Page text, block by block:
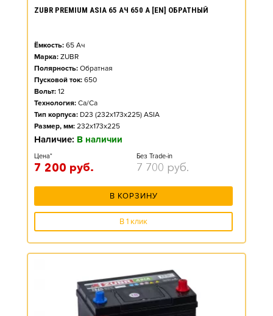
ZUBR PREMIUM ASIA 65 АЧ 650 А [EN] ОБРАТНЫЙ
Ёмкость: 65 Ач
Марка: ZUBR
Полярность: Обратная
Пусковой ток: 650
Вольт: 12
Технология: Ca/Ca
Тип корпуса: D23 (232x173x225) ASIA
Размер, мм: 232x173x225
Наличие: В наличии
Цена*
7 200 руб.
Без Trade-in
7 700 руб.
В КОРЗИНУ
В 1 клик